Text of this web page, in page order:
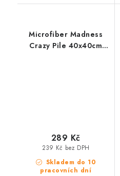
Microfiber Madness
Crazy Pile 40x40cm
Skladem do 10
pracovních dní
239 Kč bez DPH
289 Kč